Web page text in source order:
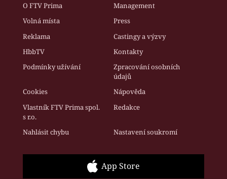
O FTV Prima
Management
Volná místa
Press
Reklama
Castingy a výzvy
HbbTV
Kontakty
Podmínky užívání
Zpracování osobních
údajů
Cookies
Nápověda
Vlastník FTV Prima spol.
s r.o.
Redakce
Nahlásit chybu Nastavení soukromí
App Store